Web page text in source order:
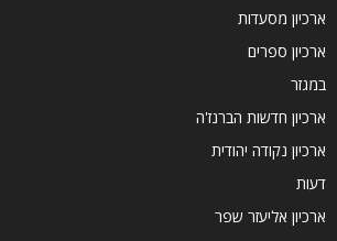
ארכיון מסעדות
ארכיון ספרים
במגזר
ארכיון חדשות הברנז'ה
ארכיון נקודה יהודית
דעות
ארכיון אליעזר שפר